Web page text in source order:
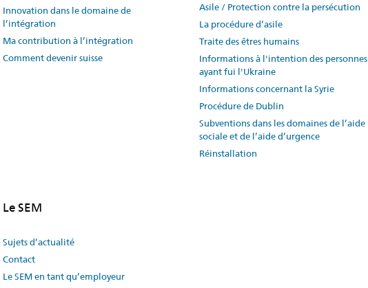
Innovation dans le domaine de
l’intégration
Ma contribution à l’intégration
Comment devenir suisse
Asile / Protection contre la persécution
La procédure d’asile
Traite des êtres humains
Informations à l'intention des personnes
ayant fui l'Ukraine
Informations concernant la Syrie
Procédure de Dublin
Subventions dans les domaines de l’aide
sociale et de l’aide d’urgence
Réinstallation
Le SEM
Sujets d’actualité
Contact
Le SEM en tant qu’employeur